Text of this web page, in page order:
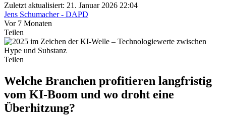
Zuletzt aktualisiert: 21. Januar 2026 22:04
Jens Schumacher - DAPD
Vor 7 Monaten
Teilen
Teilen
Welche Branchen profitieren langfristig
vom KI-Boom und wo droht eine
Überhitzung?